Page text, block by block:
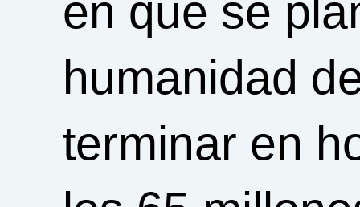
en que se
humanidad
terminar en